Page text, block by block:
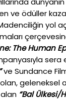
ve ödüller
yol
The Human
sera
ve Sundance
geleneksel
“Bal Ülkesi/